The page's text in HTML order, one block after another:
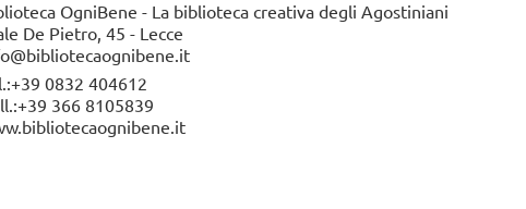
OgniBene - La biblioteca creativa degli Agostiniani
De Pietro, 45 - Lecce
0832 404612
366 8105839